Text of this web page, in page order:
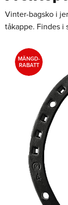
Vinter-bagsko i
tåkappe. Findes i
MÄNGD-
RABATT